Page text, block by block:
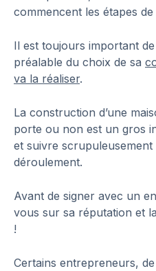
commencent les étapes
Il est toujours important
préalable du choix de sa
va la réaliser.
La construction d’une
porte ou non est un gros
et suivre
déroulement.
Avant de signer avec un
vous sur sa réputation et
!
Certains entrepreneurs,